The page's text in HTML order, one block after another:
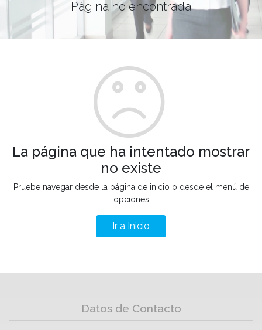
Página no encontrada
La página que ha intentado mostrar
no existe
Pruebe navegar desde la página de inicio o desde el menú de
opciones
Ir a Inicio
Datos de Contacto